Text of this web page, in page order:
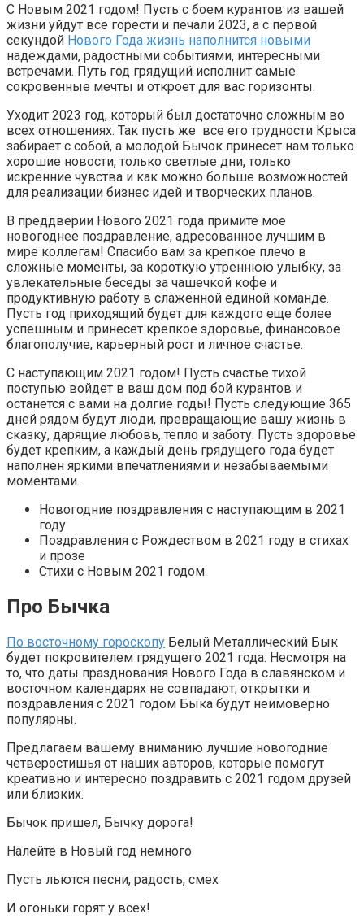
С Новым 2021 годом! Пусть с боем курантов из вашей
жизни уйдут все горести и печали 2023, а с первой
секундой Нового Года жизнь наполнится новыми
надеждами, радостными событиями, интересными
встречами. Путь год грядущий исполнит самые
сокровенные мечты и откроет для вас горизонты.
Уходит 2023 год, который был достаточно сложным во
всех отношениях. Так пусть же все его трудности Крыса
забирает с собой, а молодой Бычок принесет нам только
хорошие новости, только светлые дни, только
искренние чувства и как можно больше возможностей
для реализации бизнес идей и творческих планов.
В преддверии Нового 2021 года примите мое
новогоднее поздравление, адресованное лучшим в
мире коллегам! Спасибо вам за крепкое плечо в
сложные моменты, за короткую утреннюю улыбку, за
увлекательные беседы за чашечкой кофе и
продуктивную работу в слаженной единой команде.
Пусть год приходящий будет для каждого еще более
успешным и принесет крепкое здоровье, финансовое
благополучие, карьерный рост и личное счастье.
С наступающим 2021 годом! Пусть счастье тихой
поступью войдет в ваш дом под бой курантов и
останется с вами на долгие годы! Пусть следующие 365
дней рядом будут люди, превращающие вашу жизнь в
сказку, дарящие любовь, тепло и заботу. Пусть здоровье
будет крепким, а каждый день грядущего года будет
наполнен яркими впечатлениями и незабываемыми
моментами.
Новогодние поздравления с наступающим в 2021
году
Поздравления с Рождеством в 2021 году в стихах
и прозе
Стихи с Новым 2021 годом
Про Бычка
По восточному гороскопу Белый Металлический Бык
будет покровителем грядущего 2021 года. Несмотря на
то, что даты празднования Нового Года в славянском и
восточном календарях не совпадают, открытки и
поздравления с 2021 годом Быка будут неимоверно
популярны.
Предлагаем вашему вниманию лучшие новогодние
четверостишья от наших авторов, которые помогут
креативно и интересно поздравить с 2021 годом друзей
или близких.
Бычок пришел, Бычку дорога!
Налейте в Новый год немного
Пусть льются песни, радость, смех
И огоньки горят у всех!